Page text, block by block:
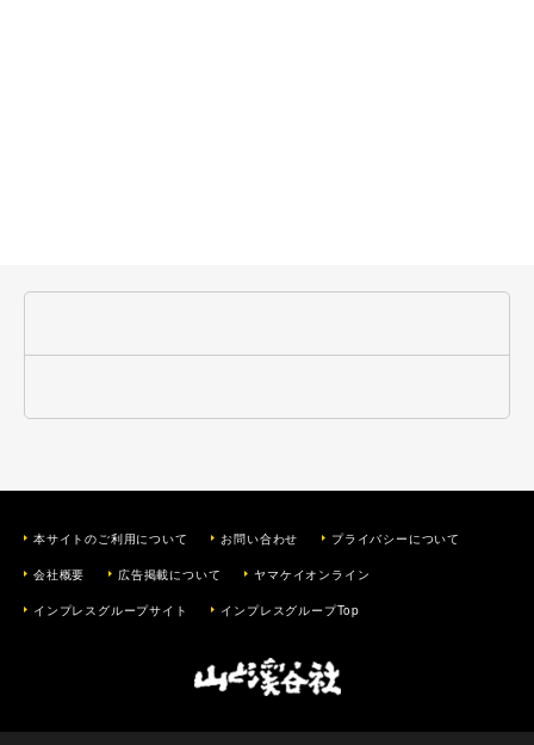
本サイトのご利用について お問い合わせ プライバシーについて
会社概要 広告掲載について ヤマケイオンライン
インプレスグループサイト インプレスグループTop